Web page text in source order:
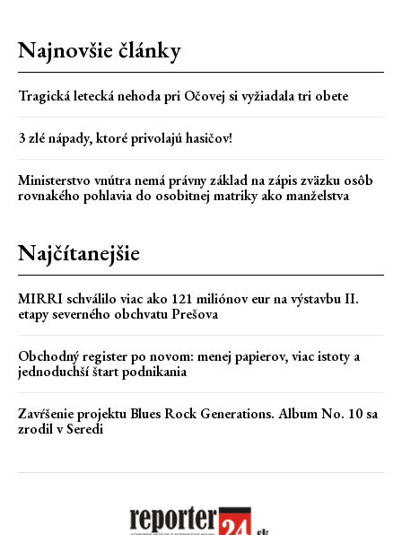
Najnovšie články
Tragická letecká nehoda pri Očovej si vyžiadala tri obete
3 zlé nápady, ktoré privolajú hasičov!
Ministerstvo vnútra nemá právny základ na zápis zväzku osôb
rovnakého pohlavia do osobitnej matriky ako manželstva
Najčítanejšie
MIRRI schválilo viac ako 121 miliónov eur na výstavbu II.
etapy severného obchvatu Prešova
Obchodný register po novom: menej papierov, viac istoty a
jednoduchší štart podnikania
Zavŕšenie projektu Blues Rock Generations. Album No. 10 sa
zrodil v Seredi